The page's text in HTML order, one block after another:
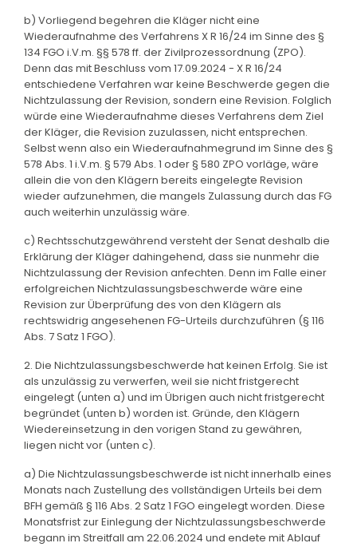
b) Vorliegend begehren die Kläger nicht eine
Wiederaufnahme des Verfahrens X R 16/24 im Sinne des §
134 FGO i.V.m. §§ 578 ff. der Zivilprozessordnung (ZPO).
Denn das mit Beschluss vom 17.09.2024 - X R 16/24
entschiedene Verfahren war keine Beschwerde gegen die
Nichtzulassung der Revision, sondern eine Revision. Folglich
würde eine Wiederaufnahme dieses Verfahrens dem Ziel
der Kläger, die Revision zuzulassen, nicht entsprechen.
Selbst wenn also ein Wiederaufnahmegrund im Sinne des §
578 Abs. 1 i.V.m. § 579 Abs. 1 oder § 580 ZPO vorläge, wäre
allein die von den Klägern bereits eingelegte Revision
wieder aufzunehmen, die mangels Zulassung durch das FG
auch weiterhin unzulässig wäre.
c) Rechtsschutzgewährend versteht der Senat deshalb die
Erklärung der Kläger dahingehend, dass sie nunmehr die
Nichtzulassung der Revision anfechten. Denn im Falle einer
erfolgreichen Nichtzulassungsbeschwerde wäre eine
Revision zur Überprüfung des von den Klägern als
rechtswidrig angesehenen FG-Urteils durchzuführen (§ 116
Abs. 7 Satz 1 FGO).
2. Die Nichtzulassungsbeschwerde hat keinen Erfolg. Sie ist
als unzulässig zu verwerfen, weil sie nicht fristgerecht
eingelegt (unten a) und im Übrigen auch nicht fristgerecht
begründet (unten b) worden ist. Gründe, den Klägern
Wiedereinsetzung in den vorigen Stand zu gewähren,
liegen nicht vor (unten c).
a) Die Nichtzulassungsbeschwerde ist nicht innerhalb eines
Monats nach Zustellung des vollständigen Urteils bei dem
BFH gemäß § 116 Abs. 2 Satz 1 FGO eingelegt worden. Diese
Monatsfrist zur Einlegung der Nichtzulassungsbeschwerde
begann im Streitfall am 22.06.2024 und endete mit Ablauf